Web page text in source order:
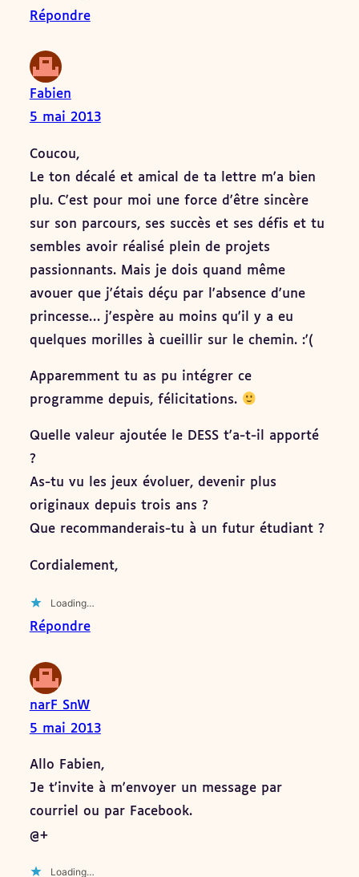
Répondre
Fabien
5 mai 2013
Coucou,
Le ton décalé et amical de ta lettre m'a bien
plu. C'est pour moi une force d'être sincère
sur son parcours, ses succès et ses défis et tu
sembles avoir réalisé plein de projets
passionnants. Mais je dois quand même
avouer que j'étais déçu par l'absence d'une
princesse… j'espère au moins qu'il y a eu
quelques morilles à cueillir sur le chemin. :'(
Apparemment tu as pu intégrer ce
programme depuis, félicitations.
Quelle valeur ajoutée le DESS t'a-t-il apporté
?
As-tu vu les jeux évoluer, devenir plus
originaux depuis trois ans ?
Que recommanderais-tu à un futur étudiant ?
Cordialement,
Loading…
Répondre
narF SnW
5 mai 2013
Allo Fabien,
Je t'invite à m'envoyer un message par
courriel ou par Facebook.
@+
Loading…